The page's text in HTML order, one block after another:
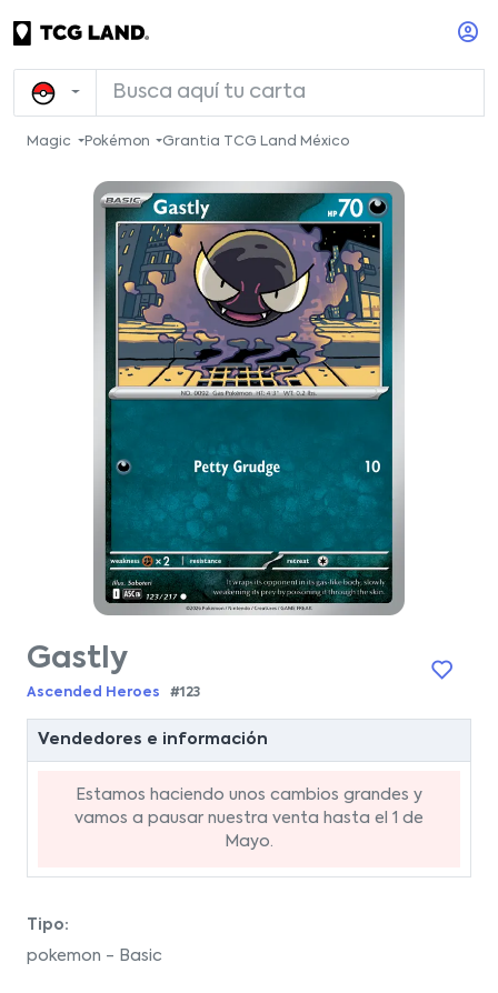
Magic Pokémon Grantia TCG Land México
Gastly
Ascended Heroes #123
Vendedores e información
Estamos haciendo unos cambios grandes y
vamos a pausar nuestra venta hasta el 1 de
Mayo.
Tipo:
pokemon - Basic